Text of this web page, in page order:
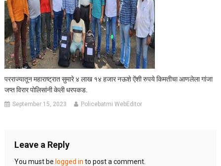
परराज्यातून महाराष्ट्रात सुमारे ४ लाख १४ हजार नऊशे ऐंशी रुपये किमतीचा आणलेला गांजा
जप्त विरार पोलिसांनी केली धरपकड.
September 15, 2023 Policebatmi WebEditor
Leave a Reply
You must be logged in to post a comment.